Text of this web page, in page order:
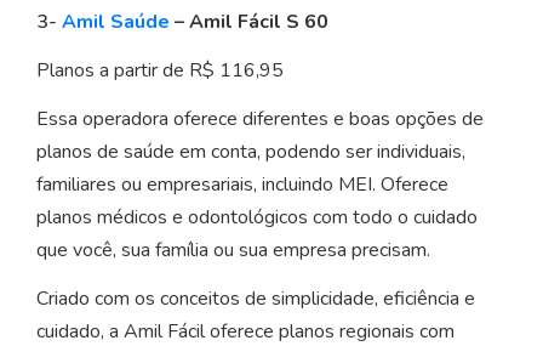
3- Amil Saúde – Amil Fácil S 60
Planos a partir de R$ 116,95
Essa operadora oferece diferentes e boas opções de
planos de saúde em conta, podendo ser individuais,
familiares ou empresariais, incluindo MEI. Oferece
planos médicos e odontológicos com todo o cuidado
que você, sua família ou sua empresa precisam.
Criado com os conceitos de simplicidade, eficiência e
cuidado, a Amil Fácil oferece planos regionais com